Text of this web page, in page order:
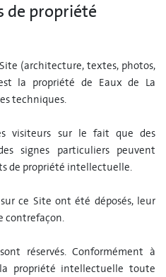
de propriété
(architecture, textes, photos,
la propriété de Eaux de La
techniques.
visiteurs sur le fait que des
signes particuliers peuvent
de propriété intellectuelle.
ce Site ont été déposés, leur
contrefaçon.
réservés. Conformément à
propriété intellectuelle toute